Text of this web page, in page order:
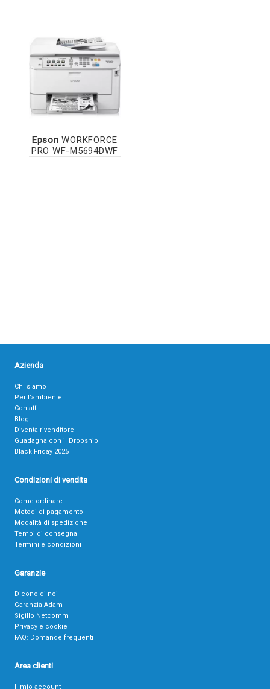
Epson WORKFORCE
PRO WF-M5694DWF
Azienda
Chi siamo
Per l’ambiente
Contatti
Blog
Diventa rivenditore
Guadagna con il Dropship
Black Friday 2025
Condizioni di vendita
Come ordinare
Metodi di pagamento
Modalità di spedizione
Tempi di consegna
Termini e condizioni
Garanzie
Dicono di noi
Garanzia Adam
Sigillo Netcomm
Privacy e cookie
FAQ: Domande frequenti
Area clienti
Il mio account